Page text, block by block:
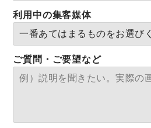
利用中の集客媒体
ご質問・ご要望など